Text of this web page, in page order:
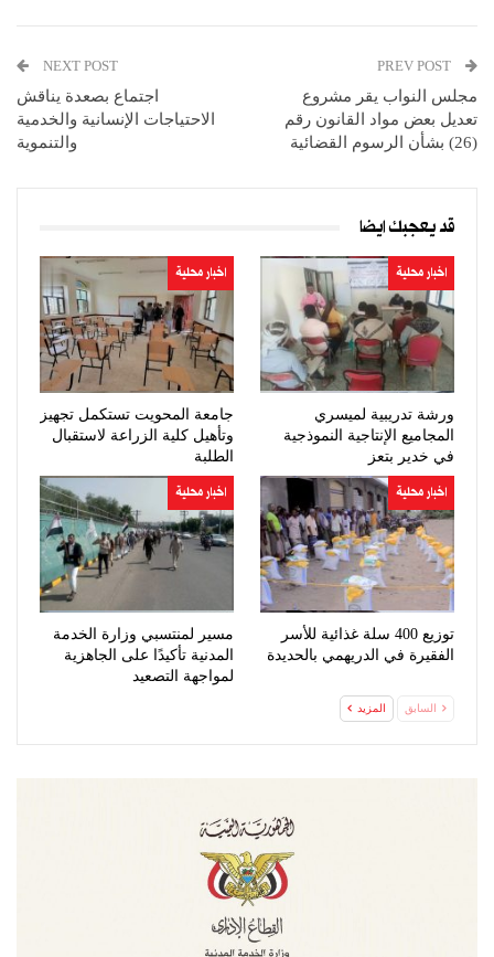
مجلس النواب يقر مشروع
تعديل بعض مواد القانون رقم
(26) بشأن الرسوم القضائية
NEXT POST
اجتماع بصعدة يناقش
الاحتياجات الإنسانية والخدمية
والتنموية
قد يعجبك ايضا
اخبار محلية
ورشة تدريبية لميسري
المجاميع الإنتاجية النموذجية
في خدير بتعز
اخبار محلية
جامعة المحويت تستكمل تجهيز
وتأهيل كلية الزراعة لاستقبال
الطلبة
اخبار محلية
توزيع 400 سلة غذائية للأسر
الفقيرة في الدريهمي بالحديدة
اخبار محلية
مسير لمنتسبي وزارة الخدمة
المدنية تأكيدًا على الجاهزية
لمواجهة التصعيد
السابق المزيد